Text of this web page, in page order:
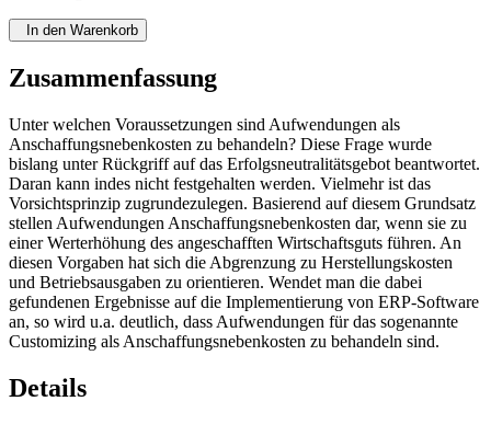
In den Warenkorb
Zusammenfassung
Unter welchen Voraussetzungen sind Aufwendungen als
Anschaffungsnebenkosten zu behandeln? Diese Frage wurde
bislang unter Rückgriff auf das Erfolgsneutralitätsgebot beantwortet.
Daran kann indes nicht festgehalten werden. Vielmehr ist das
Vorsichtsprinzip zugrundezulegen. Basierend auf diesem Grundsatz
stellen Aufwendungen Anschaffungsnebenkosten dar, wenn sie zu
einer Werterhöhung des angeschafften Wirtschaftsguts führen. An
diesen Vorgaben hat sich die Abgrenzung zu Herstellungskosten
und Betriebsausgaben zu orientieren. Wendet man die dabei
gefundenen Ergebnisse auf die Implementierung von ERP-Software
an, so wird u.a. deutlich, dass Aufwendungen für das sogenannte
Customizing als Anschaffungsnebenkosten zu behandeln sind.
Details